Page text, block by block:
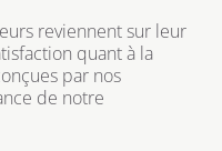
reviennent sur leur
quant à la
par nos
de notre